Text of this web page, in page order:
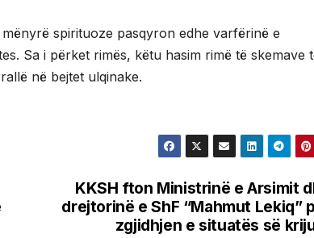
spirituoze pasqyron edhe varfërinë e
Sa i përket rimës, këtu hasim rimë të skemave
në bejtet ulqinake.
KKSH fton Ministrinë e Arsimit
drejtorinë e ShF “Mahmut Lekiq”
zgjidhjen e situatës së